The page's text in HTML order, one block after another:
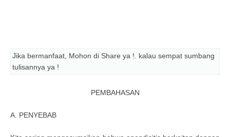
Jika bermanfaat, Mohon di Share ya !. kalau sempat sumbang
tulisannya ya !
PEMBAHASAN
A. PENYEBAB